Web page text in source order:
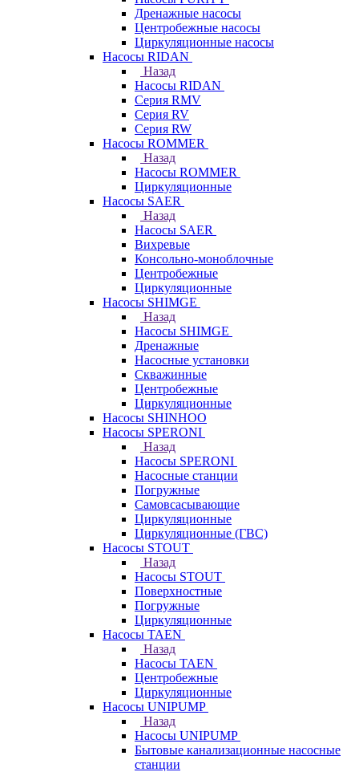
Дренажные насосы
Центробежные насосы
Циркуляционные насосы
Насосы RIDAN
Назад
Насосы RIDAN
Серия RMV
Серия RV
Серия RW
Насосы ROMMER
Назад
Насосы ROMMER
Циркуляционные
Насосы SAER
Назад
Насосы SAER
Вихревые
Консольно-моноблочные
Центробежные
Циркуляционные
Насосы SHIMGE
Назад
Насосы SHIMGE
Дренажные
Насосные установки
Скважинные
Центробежные
Циркуляционные
Насосы SHINHOO
Насосы SPERONI
Назад
Насосы SPERONI
Насосные станции
Погружные
Самовсасывающие
Циркуляционные
Циркуляционные (ГВС)
Насосы STOUT
Назад
Насосы STOUT
Поверхностные
Погружные
Циркуляционные
Насосы TAEN
Назад
Насосы TAEN
Центробежные
Циркуляционные
Насосы UNIPUMP
Назад
Насосы UNIPUMP
Бытовые канализационные насосные
станции